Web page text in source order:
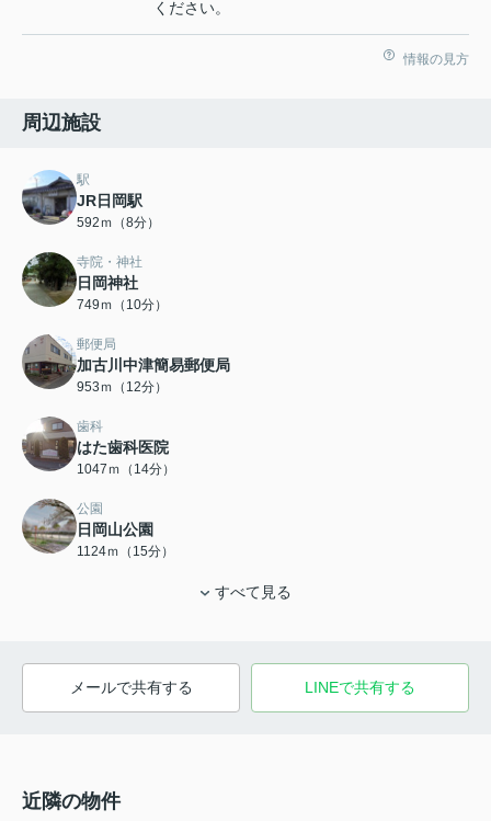
ください。
情報の見方
周辺施設
駅
JR日岡駅
592ｍ（8分）
寺院・神社
日岡神社
749ｍ（10分）
郵便局
加古川中津簡易郵便局
953ｍ（12分）
歯科
はた歯科医院
1047ｍ（14分）
公園
日岡山公園
1124ｍ（15分）
すべて見る
メールで共有する LINEで共有する
近隣の物件